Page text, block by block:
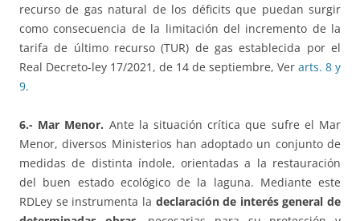
recurso de gas natural de los déficits que puedan surgir
como consecuencia de la limitación del incremento de la
tarifa de último recurso (TUR) de gas establecida por el
Real Decreto-ley 17/2021, de 14 de septiembre, Ver arts. 8 y
9.
6.- Mar Menor. Ante la situación crítica que sufre el Mar
Menor, diversos Ministerios han adoptado un conjunto de
medidas de distinta índole, orientadas a la restauración
del buen estado ecológico de la laguna. Mediante este
RDLey se instrumenta la declaración de interés general de